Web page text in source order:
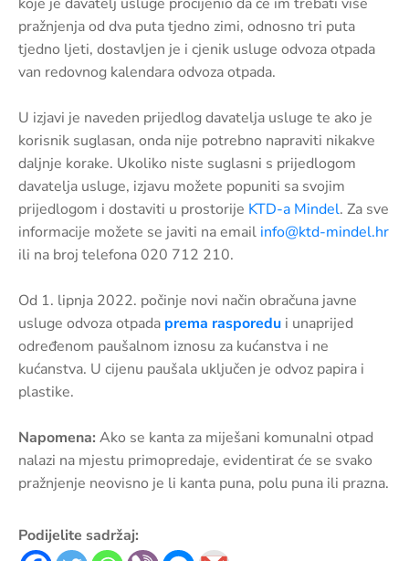
pražnjenja od dva puta tjedno zimi, odnosno tri puta
tjedno ljeti, dostavljen je i cjenik usluge odvoza otpada
van redovnog kalendara odvoza otpada.
U izjavi je naveden prijedlog davatelja usluge te ako je
korisnik suglasan, onda nije potrebno napraviti nikakve
daljnje korake. Ukoliko niste suglasni s prijedlogom
davatelja usluge, izjavu možete popuniti sa svojim
prijedlogom i dostaviti u prostorije KTD-a Mindel. Za sve
informacije možete se javiti na email info@ktd-mindel.hr
ili na broj telefona 020 712 210.
Od 1. lipnja 2022. počinje novi način obračuna javne
usluge odvoza otpada prema rasporedu i unaprijed
određenom paušalnom iznosu za kućanstva i ne
kućanstva. U cijenu paušala uključen je odvoz papira i
plastike.
Napomena: Ako se kanta za miješani komunalni otpad
nalazi na mjestu primopredaje, evidentirat će se svako
pražnjenje neovisno je li kanta puna, polu puna ili prazna.
Podijelite sadržaj: